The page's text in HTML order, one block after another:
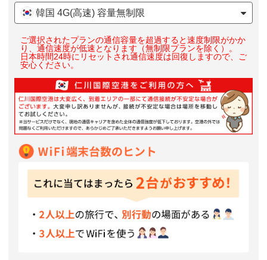
韓国 4G(高速) 容量無制限
ご選択されたプランの通信容量を超過すると速度制限がかか
り、通信速度が低速となります（無制限プランを除く）。
日本時間24時にリセットされ通信速度は回復しますので、ご
安心ください。